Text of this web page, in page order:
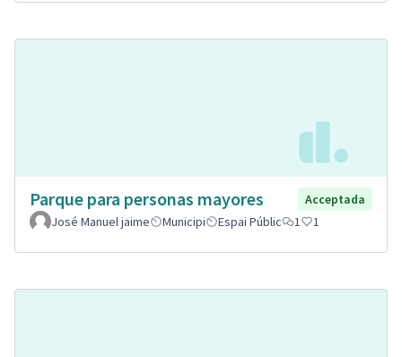
Parque para personas mayores
Acceptada
José Manuel jaime
Municipi Espai Públic 1 1